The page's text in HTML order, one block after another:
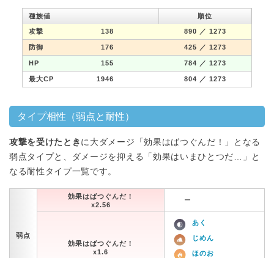
種族値 順位
攻撃 138 890 ／ 1273
防御 176 425 ／ 1273
HP 155 784 ／ 1273
最大CP 1946 804 ／ 1273
タイプ相性（弱点と耐性）
攻撃を受けたとき に大ダメージ「効果はばつぐんだ！」となる
弱点タイプと、ダメージを抑える「効果はいまひとつだ…」と
なる耐性タイプ一覧です。
弱点
効果はばつぐんだ！
x2.56
ー
効果はばつぐんだ！
x1.6
あく
じめん
ほのお